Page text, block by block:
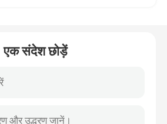
एक संदेश छोड़ें